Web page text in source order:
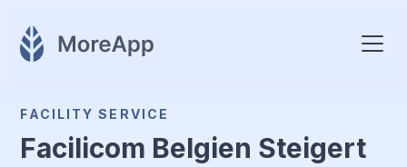
FACILITY SERVICE
Facilicom Belgien Steigert